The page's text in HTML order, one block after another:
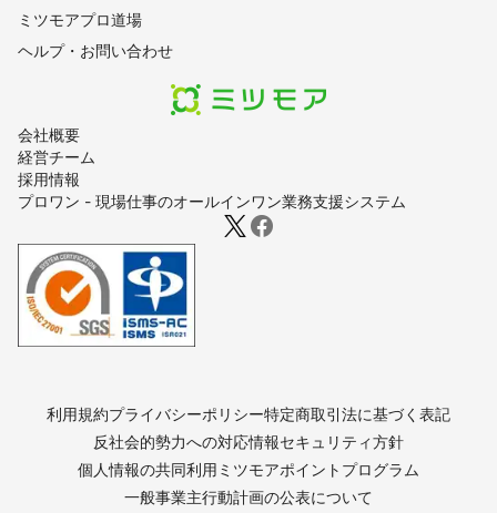
会社概要
経営チーム
採用情報
プロワン - 現場仕事のオールインワン業務支援システム
ミツモアプロ道場
ヘルプ・お問い合わせ
利用規約プライバシーポリシー特定商取引法に基づく表記
反社会的勢力への対応情報セキュリティ方針
個人情報の共同利用 ミツモアポイントプログラム
一般事業主行動計画の公表について